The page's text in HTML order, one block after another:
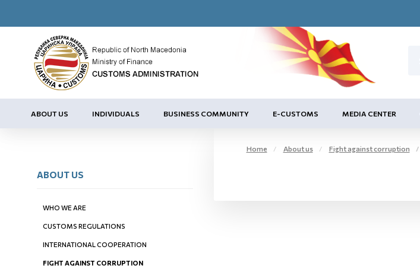
ABOUT US INDIVIDUALS BUSINESS COMMUNITY E-CUSTOMS MEDIA CENTER
ABOUT US
WHO WE ARE
CUSTOMS REGULATIONS
INTERNATIONAL COOPERATION
FIGHT AGAINST CORRUPTION
Home About us Fight against corruption